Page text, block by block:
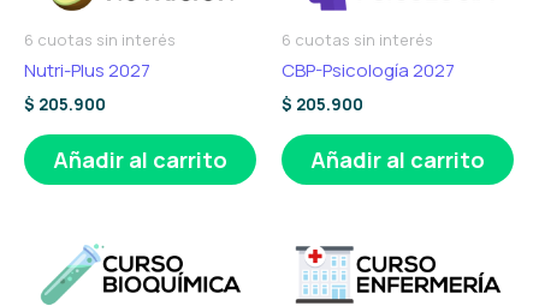
6 cuotas sin interés
Nutri-Plus 2027
$ 205.900
Añadir al carrito
6 cuotas sin interés
CBP-Psicología 2027
$ 205.900
Añadir al carrito